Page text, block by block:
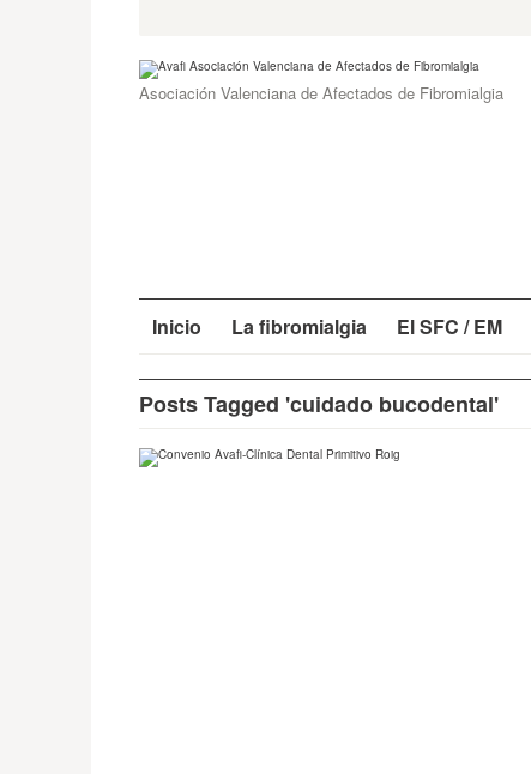
Asociación Valenciana de Afectados de Fibromialgia
Inicio La fibromialgia El SFC / EM
Posts Tagged 'cuidado bucodental'